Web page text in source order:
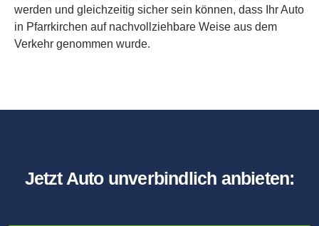
werden und gleichzeitig sicher sein können, dass Ihr Auto
in Pfarrkirchen auf nachvollziehbare Weise aus dem
Verkehr genommen wurde.
Jetzt Auto unverbindlich anbieten: